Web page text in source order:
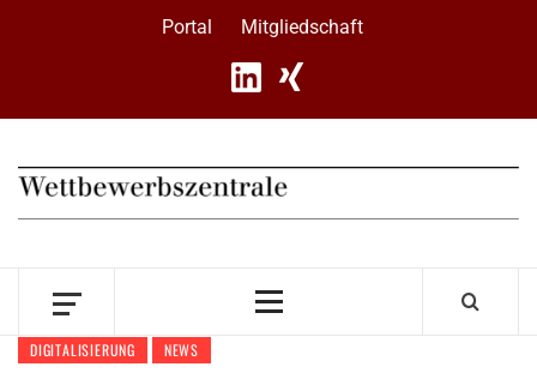
Portal Mitgliedschaft
Primary
DIGITALISIERUNG NEWS